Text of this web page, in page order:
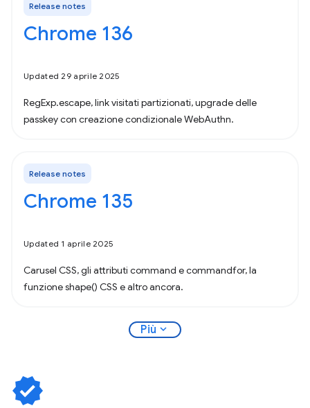
Release notes
Chrome 136
Updated 29 aprile 2025
RegExp.escape, link visitati partizionati, upgrade delle
passkey con creazione condizionale WebAuthn.
Release notes
Chrome 135
Updated 1 aprile 2025
Carusel CSS, gli attributi command e commandfor, la
funzione shape() CSS e altro ancora.
Più expand_more
verified